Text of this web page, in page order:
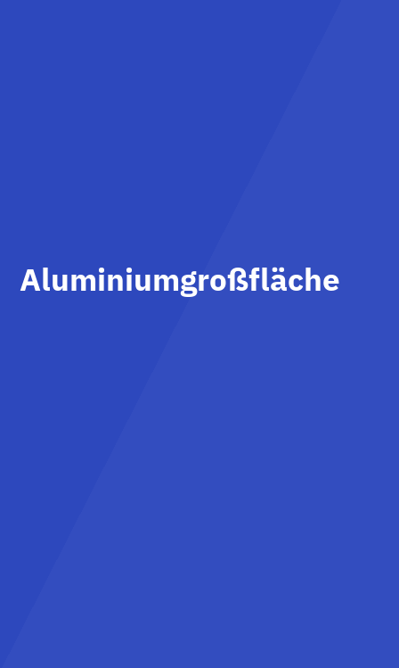
Aluminiumgroßfläche